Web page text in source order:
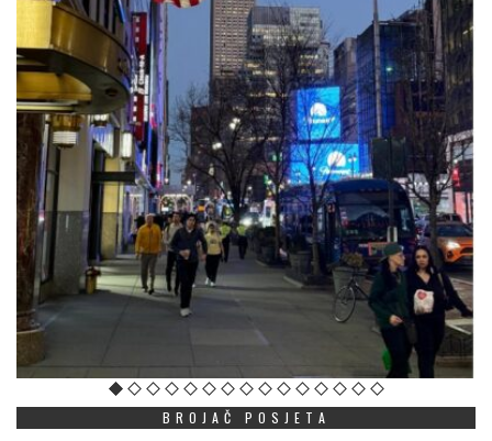
BROJAČ POSJETA